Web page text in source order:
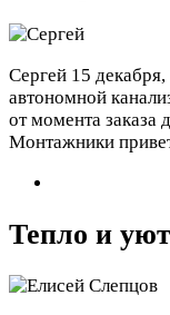
Сергей 15
автономной
от момента заказа
Монтажники
Тепло и